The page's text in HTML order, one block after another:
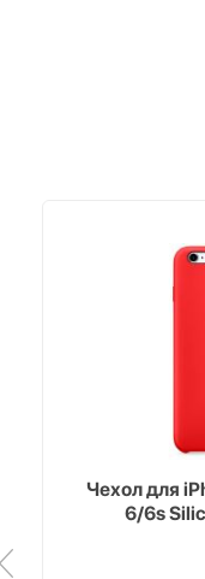
Чехол для
6/6s